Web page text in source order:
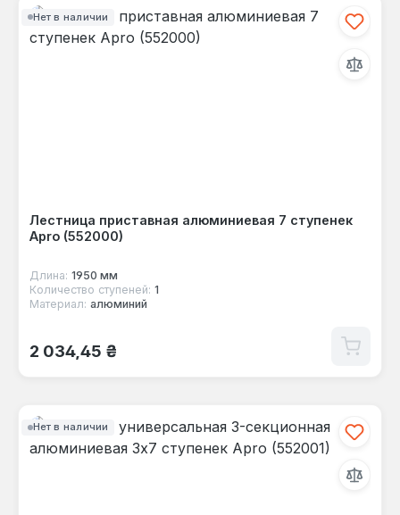
Нет в наличии
Лестница приставная алюминиевая 7 ступенек
Apro (552000)
Длина: 1950 мм
Количество ступеней: 1
Материал: алюминий
Обычная цена:
2 034,45 ₴
Нет в наличии